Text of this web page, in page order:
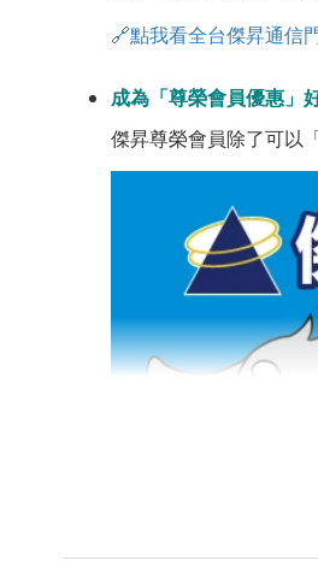
🔗點我看全台傑昇通信
成為「尊榮會員優惠」
傑昇尊榮會員除了可以